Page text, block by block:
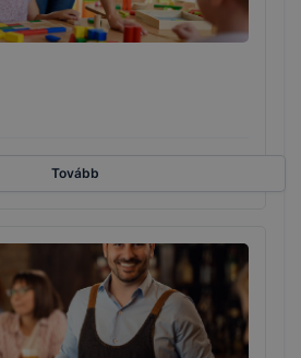
Tovább